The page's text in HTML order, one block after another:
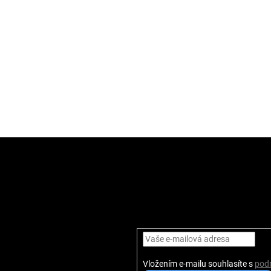
Vložením e-mailu souhlasíte s